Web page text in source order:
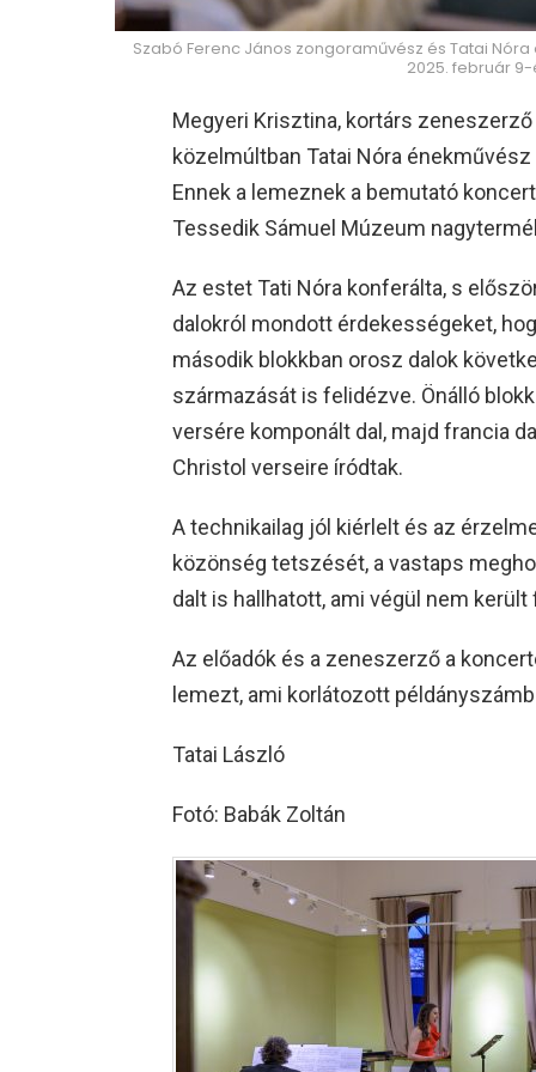
Szabó Ferenc János zongoraművész és Tatai
2025. február
Megyeri Krisztina, kortárs
közelmúltban Tatai Nóra
Ennek a lemeznek a bemutató
Tessedik Sámuel Múzeum
Az estet Tati Nóra konferálta, s
dalokról mondott érdekességeket,
második blokkban orosz dalok
származását is felidézve. Önálló
versére komponált dal, majd francia
Christol verseire íródtak.
A technikailag jól kiérlelt és az
közönség tetszését, a vastaps
dalt is hallhatott, ami végül nem
Az előadók és a zeneszerző a
lemezt, ami korlátozott
Tatai László
Fotó: Babák Zoltán